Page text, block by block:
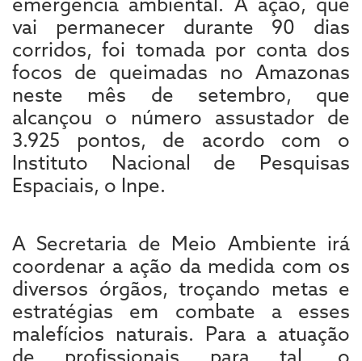
vai permanecer durante 90 dias
corridos, foi tomada por conta dos
focos de queimadas no Amazonas
neste mês de setembro, que
alcançou o número assustador de
3.925 pontos, de acordo com o
Instituto Nacional de Pesquisas
Espaciais, o Inpe.
A Secretaria de Meio Ambiente irá
coordenar a ação da medida com os
diversos órgãos, troçando metas e
estratégias em combate a esses
malefícios naturais. Para a atuação
de profissionais para tal, o